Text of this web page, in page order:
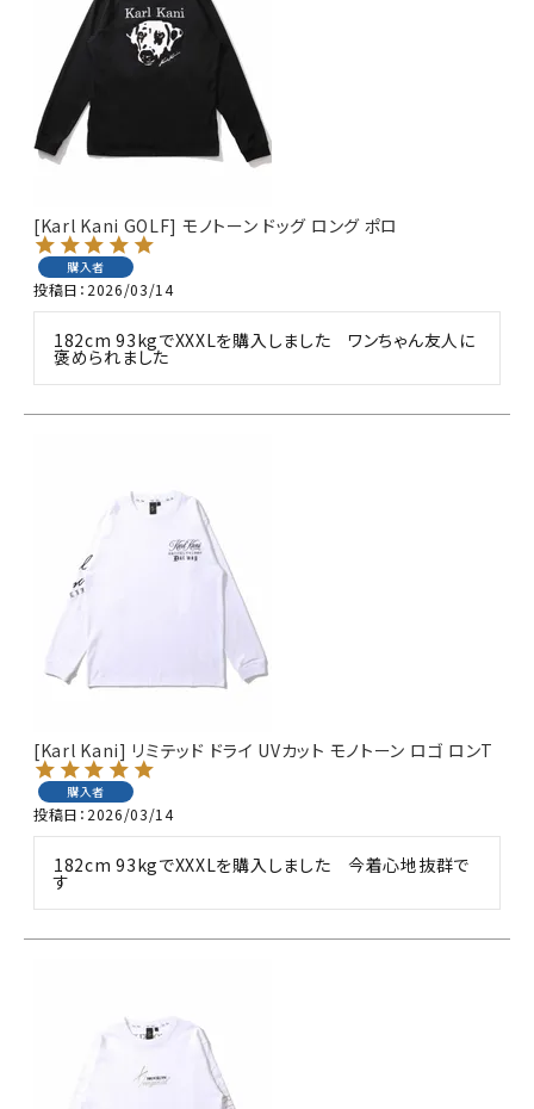
[Karl Kani GOLF] モノトーン ドッグ ロング ポロ
購入者
投稿日 2026/03/14
182cm 93kgでXXXLを購入しました　ワンちゃん友人に
褒められました
[Karl Kani] リミテッド ドライ UVカット モノトーン ロゴ ロンT
購入者
投稿日 2026/03/14
182cm 93kgでXXXLを購入しました　今着心地抜群で
す